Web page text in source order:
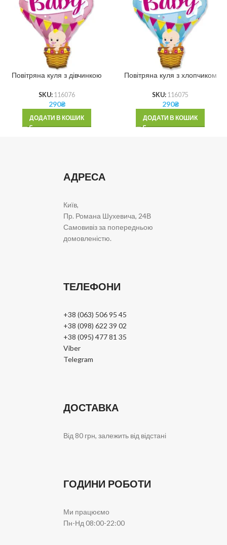
Повітряна куля з дівчинкою
SKU: 116076
290₴
ДОДАТИ В КОШИК
Повітряна куля з хлопчиком
SKU: 116075
290₴
ДОДАТИ В КОШИК
АДРЕСА
Київ,
Пр. Романа Шухевича, 24В
Самовивіз за попередньою
домовленістю.
ТЕЛЕФОНИ
+38 (063) 506 95 45
+38 (098) 622 39 02
+38 (095) 477 81 35
Viber
Telegram
ДОСТАВКА
Від 80 грн, залежить від відстані
ГОДИНИ РОБОТИ
Ми працюємо
Пн-Нд 08:00-22:00